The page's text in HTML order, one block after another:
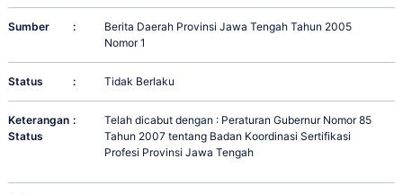
Sumber :
Berita Daerah Provinsi Jawa Tengah Tahun 2005
Nomor 1
Status : Tidak Berlaku
Keterangan
Status
:
Telah dicabut dengan : Peraturan Gubernur Nomor 85
Tahun 2007 tentang Badan Koordinasi Sertifikasi
Profesi Provinsi Jawa Tengah